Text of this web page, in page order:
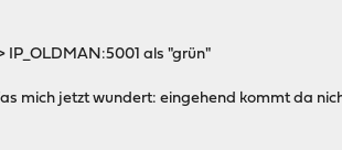
IP_OLDMAN:5001 als "grün"
mich jetzt wundert: eingehend kommt da